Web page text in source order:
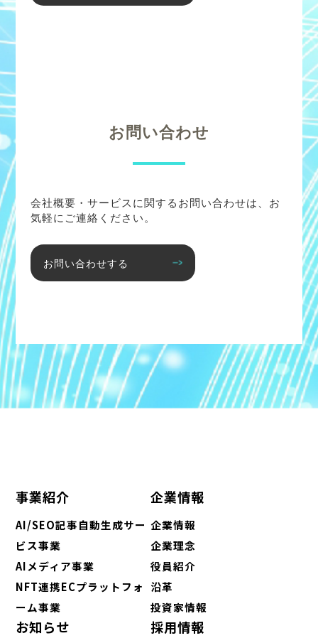
お問い合わせ
会社概要・サービスに関するお問い合わせは、お
気軽にご連絡ください。
お問い合わせする
事業紹介
AI/SEO記事自動生成サー
ビス事業
AIメディア事業
NFT連携ECプラットフォ
ーム事業
企業情報
企業情報
企業理念
役員紹介
沿革
投資家情報
お知らせ 採用情報